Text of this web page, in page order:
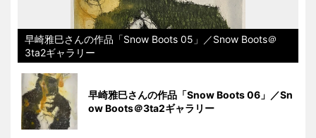
早崎雅巳さんの作品「Snow Boots 05」／Snow Boots＠
3ta2ギャラリー
早崎雅巳さんの作品「Snow Boots 06」／Sn
ow Boots＠3ta2ギャラリー